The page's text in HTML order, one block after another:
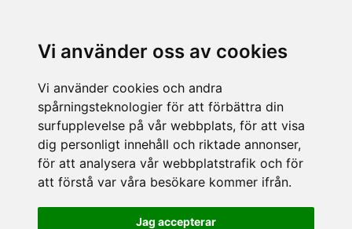
Vi använder oss av cookies
Vi använder cookies och andra
spårningsteknologier för att förbättra din
surfupplevelse på vår webbplats, för att visa
dig personligt innehåll och riktade annonser,
för att analysera vår webbplatstrafik och för
att förstå var våra besökare kommer ifrån.
Jag accepterar